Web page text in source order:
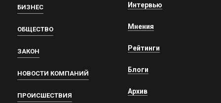
БИЗНЕС
ОБЩЕСТВО
ЗАКОН
НОВОСТИ КОМПАНИЙ
ПРОИСШЕСТВИЯ
Интервью
Мнения
Рейтинги
Блоги
Архив